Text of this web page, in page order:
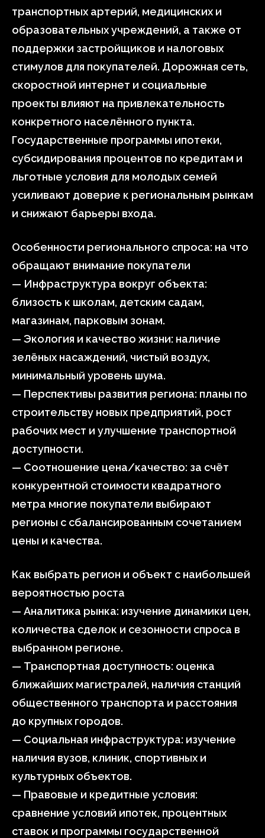
транспортных артерий, медицинских и
образовательных учреждений, а также от
поддержки застройщиков и налоговых
стимулов для покупателей. Дорожная сеть,
скоростной интернет и социальные
проекты влияют на привлекательность
конкретного населённого пункта.
Государственные программы ипотеки,
субсидирования процентов по кредитам и
льготные условия для молодых семей
усиливают доверие к региональным рынкам
и снижают барьеры входа.
Особенности регионального спроса: на что
обращают внимание покупатели
— Инфраструктура вокруг объекта:
близость к школам, детским садам,
магазинам, парковым зонам.
— Экология и качество жизни: наличие
зелёных насаждений, чистый воздух,
минимальный уровень шума.
— Перспективы развития региона: планы по
строительству новых предприятий, рост
рабочих мест и улучшение транспортной
доступности.
— Соотношение цена/качество: за счёт
конкурентной стоимости квадратного
метра многие покупатели выбирают
регионы с сбалансированным сочетанием
цены и качества.
Как выбрать регион и объект с наибольшей
вероятностью роста
— Аналитика рынка: изучение динамики цен,
количества сделок и сезонности спроса в
выбранном регионе.
— Транспортная доступность: оценка
ближайших магистралей, наличия станций
общественного транспорта и расстояния
до крупных городов.
— Социальная инфраструктура: изучение
наличия вузов, клиник, спортивных и
культурных объектов.
— Правовые и кредитные условия:
сравнение условий ипотек, процентных
ставок и программы государственной